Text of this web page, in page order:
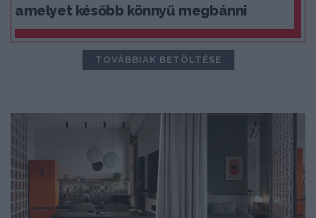
amelyet később könnyű megbánni
TOVÁBBIAK BETÖLTÉSE